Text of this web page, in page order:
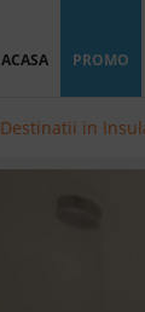
ACASA PROMO
Destinatii in